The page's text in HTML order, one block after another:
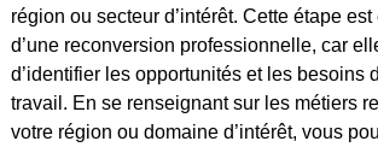
région ou secteur d’intérêt. Cette étape
d’une reconversion professionnelle, car
d’identifier les opportunités et les besoins
travail. En se renseignant sur les métiers
votre région ou domaine d’intérêt, vous